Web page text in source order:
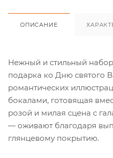
ОПИСАНИЕ
Нежный и стильный
подарка ко Дню святого
романтических
бокалами, готовящая
розой и милая сцена с
— оживают благодаря
глянцевому покрытию.